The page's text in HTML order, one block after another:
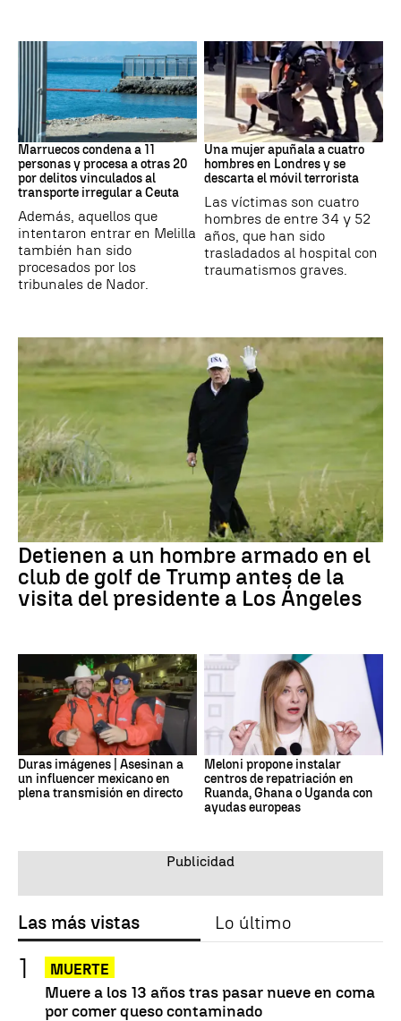
Marruecos
Marruecos condena a 11
personas y procesa a otras 20
por delitos vinculados al
transporte irregular a Ceuta
Además, aquellos que
intentaron entrar en Melilla
también han sido
procesados por los
tribunales de Nador.
Londres
Una mujer apuñala a cuatro
hombres en Londres y se
descarta el móvil terrorista
Las víctimas son cuatro
hombres de entre 34 y 52
años, que han sido
trasladados al hospital con
traumatismos graves.
Detienen a un hombre armado en el
club de golf de Trump antes de la
visita del presidente a Los Ángeles
Duras imágenes | Asesinan a
un influencer mexicano en
plena transmisión en directo
Meloni propone instalar
centros de repatriación en
Ruanda, Ghana o Uganda con
ayudas europeas
Las más vistas Lo último
MUERTE
Muere a los 13 años tras pasar nueve en coma
por comer queso contaminado